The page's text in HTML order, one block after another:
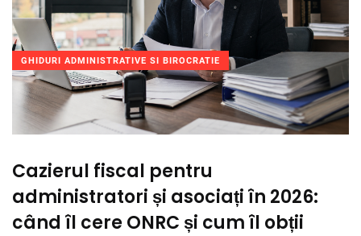
GHIDURI ADMINISTRATIVE SI BIROCRATIE
Cazierul fiscal pentru
administratori și asociați în 2026:
când îl cere ONRC și cum îl obții